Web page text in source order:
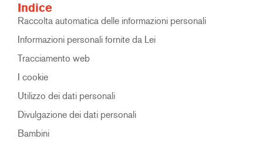
Indice
Raccolta automatica delle informazioni personali
Informazioni personali fornite da Lei
Tracciamento web
I cookie
Utilizzo dei dati personali
Divulgazione dei dati personali
Bambini